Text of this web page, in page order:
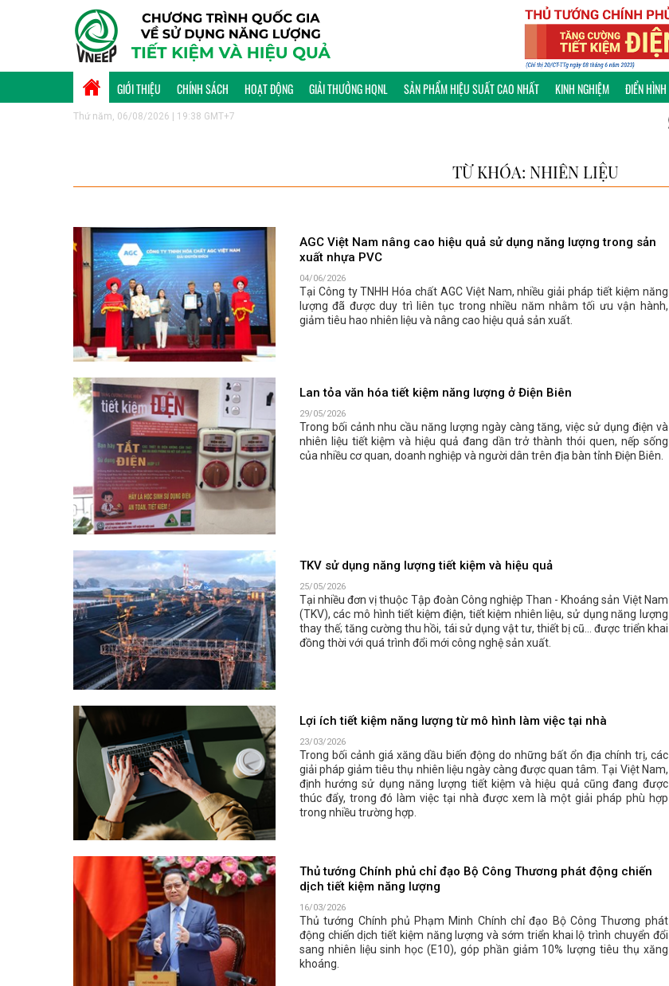
GIỚI THIỆU CHÍNH SÁCH HOẠT ĐỘNG GIẢI THƯỞNG HQNL SẢN PHẨM HIỆU SUẤT CAO NHẤT KINH NGHIỆM ĐIỂN HÌNH
Thứ năm, 06/08/2026 | 19:38 GMT+7
TỪ KHÓA: NHIÊN LIỆU
AGC Việt Nam nâng cao hiệu quả sử dụng năng lượng trong sản
xuất nhựa PVC
04/06/2026
Tại Công ty TNHH Hóa chất AGC Việt Nam, nhiều giải pháp tiết kiệm năng
lượng đã được duy trì liên tục trong nhiều năm nhằm tối ưu vận hành,
giảm tiêu hao nhiên liệu và nâng cao hiệu quả sản xuất.
Lan tỏa văn hóa tiết kiệm năng lượng ở Điện Biên
29/05/2026
Trong bối cảnh nhu cầu năng lượng ngày càng tăng, việc sử dụng điện và
nhiên liệu tiết kiệm và hiệu quả đang dần trở thành thói quen, nếp sống
của nhiều cơ quan, doanh nghiệp và người dân trên địa bàn tỉnh Điện Biên.
TKV sử dụng năng lượng tiết kiệm và hiệu quả
25/05/2026
Tại nhiều đơn vị thuộc Tập đoàn Công nghiệp Than - Khoáng sản Việt Nam
(TKV), các mô hình tiết kiệm điện, tiết kiệm nhiên liệu, sử dụng năng lượng
thay thế; tăng cường thu hồi, tái sử dụng vật tư, thiết bị cũ… được triển khai
đồng thời với quá trình đổi mới công nghệ sản xuất.
Lợi ích tiết kiệm năng lượng từ mô hình làm việc tại nhà
23/03/2026
Trong bối cảnh giá xăng dầu biến động do những bất ổn địa chính trị, các
giải pháp giảm tiêu thụ nhiên liệu ngày càng được quan tâm. Tại Việt Nam,
định hướng sử dụng năng lượng tiết kiệm và hiệu quả cũng đang được
thúc đẩy, trong đó làm việc tại nhà được xem là một giải pháp phù hợp
trong nhiều trường hợp.
Thủ tướng Chính phủ chỉ đạo Bộ Công Thương phát động chiến
dịch tiết kiệm năng lượng
16/03/2026
Thủ tướng Chính phủ Phạm Minh Chính chỉ đạo Bộ Công Thương phát
động chiến dịch tiết kiệm năng lượng và sớm triển khai lộ trình chuyển đổi
sang nhiên liệu sinh học (E10), góp phần giảm 10% lượng tiêu thụ xăng
khoáng.